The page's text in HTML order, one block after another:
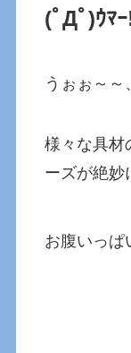
(ﾟДﾟ)ｳﾏ
うぉぉ～～
様々な具材
ーズが絶妙
お腹いっぱ